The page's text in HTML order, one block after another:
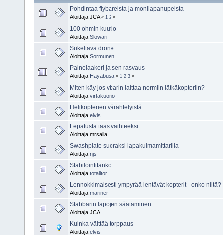
Pohdintaa flybareista ja monilapanupeista
Aloittaja JCA « 1 2 »
100 ohmin kuutio
Aloittaja Slowari
Sukeltava drone
Aloittaja Sormunen
Painelaakeri ja sen rasvaus
Aloittaja Hayabusa « 1 2 3 »
Miten käy jos vbarin laittaa normiin lätkäkopteriin?
Aloittaja virtakuono
Helikopterien värähtelyistä
Aloittaja elvis
Lepatusta taas vaihteeksi
Aloittaja mrsaila
Swashplate suoraksi lapakulmamittarilla
Aloittaja njs
Stabilointitanko
Aloittaja totalitor
Lennokkimaisesti ympyrää lentävät kopterit - onko niitä?
Aloittaja mariner
Stabbarin lapojen säätäminen
Aloittaja JCA
Kuinka välttää torppaus
Aloittaja elvis